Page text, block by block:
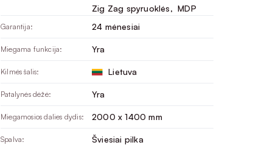
Zig Zag spyruoklės, MDP
Garantija: 24 mėnesiai
Miegama funkcija: Yra
Kilmės šalis: Lietuva
Patalynės dėžė: Yra
Miegamosios dalies dydis: 2000 x 1400 mm
Spalva: Šviesiai pilka